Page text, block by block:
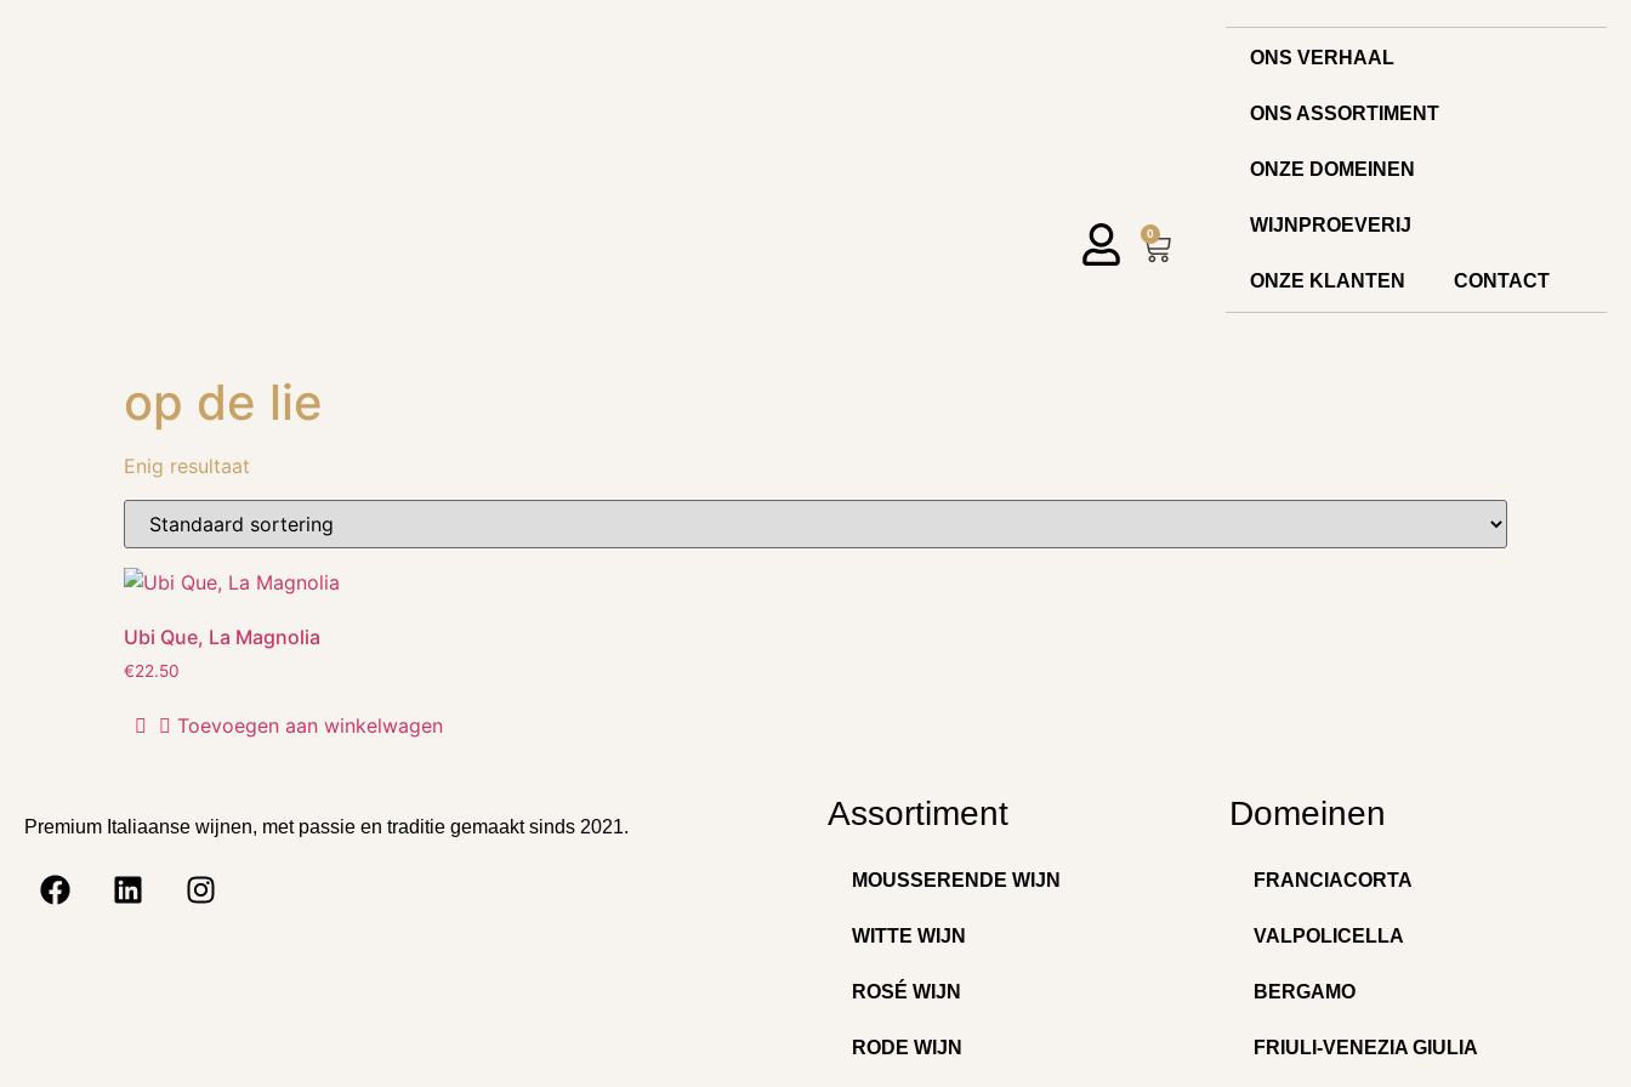
0
ONS VERHAAL
ONS ASSORTIMENT
ONZE DOMEINEN
WIJNPROEVERIJ
ONZE KLANTEN CONTACT
op de lie
Enig resultaat
Ubi Que, La Magnolia
€22.50
Toevoegen aan winkelwagen
Premium Italiaanse wijnen, met passie en traditie gemaakt sinds 2021. Assortiment
MOUSSERENDE WIJN
WITTE WIJN
ROSÉ WIJN
RODE WIJN
Domeinen
FRANCIACORTA
VALPOLICELLA
BERGAMO
FRIULI-VENEZIA GIULIA